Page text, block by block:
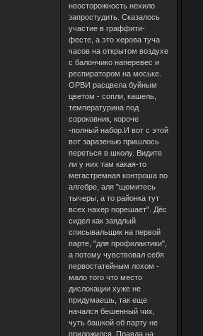
неосторожность нехило
запростудить. Сказалось
участие в граффити-
фесте, а это херова туча
часов на открытом воздухе
с балончико наперевес и
респиратором на моське.
ОРВИ расцвела буйным
цветом - сопли, кашель,
температурина под
сороковник, короче
-полный набор.И вот с этой
вот заразенью пришлось
переться в школу. Видите
ли у них там какая-то
мегастремная контроша по
алгебре, аля "щемитесь
тычеры, а то районка тут
всех нахер порешает". Дёс
сидел как заядлый
списывальщик на первой
парте, "для профилактики",
а потому чувствовал себя
первостатейным лохом -
мало того что место
дислокации хуже не
придумаешь, так еще
начался бешенный чих,
чуть башкой об парту не
приложился. Правда на